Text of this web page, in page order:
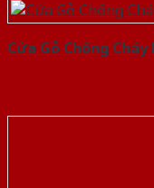
Cửa Gỗ Chống